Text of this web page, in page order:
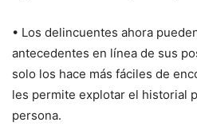
• Los delincuentes ahora
antecedentes en línea de sus
solo los hace más fáciles de
les permite explotar el historial
persona.